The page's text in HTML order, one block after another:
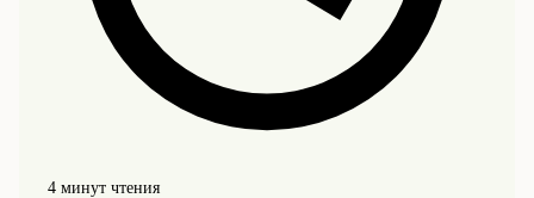
4 минут чтения